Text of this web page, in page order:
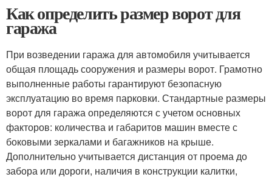
Как определить размер ворот для
гаража
При возведении гаража для автомобиля учитывается
общая площадь сооружения и размеры ворот. Грамотно
выполненные работы гарантируют безопасную
эксплуатацию во время парковки. Стандартные размеры
ворот для гаража определяются с учетом основных
факторов: количества и габаритов машин вместе с
боковыми зеркалами и багажников на крыше.
Дополнительно учитывается дистанция от проема до
забора или дороги, наличия в конструкции калитки,